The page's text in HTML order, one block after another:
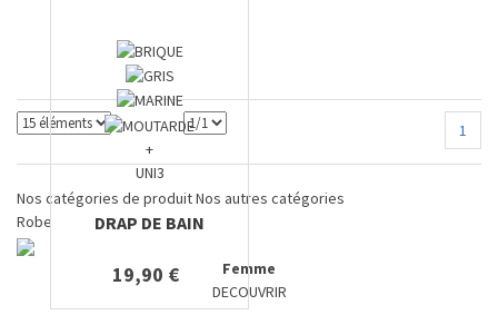
+
UNI3
DRAP DE BAIN
19,90 €
1
Nos catégories de produitNos autres catégories
Robe
Femme
DECOUVRIR